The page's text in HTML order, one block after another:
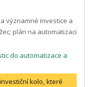
významné investice a
plán na automatizaci
do automatizace a
kolo, které